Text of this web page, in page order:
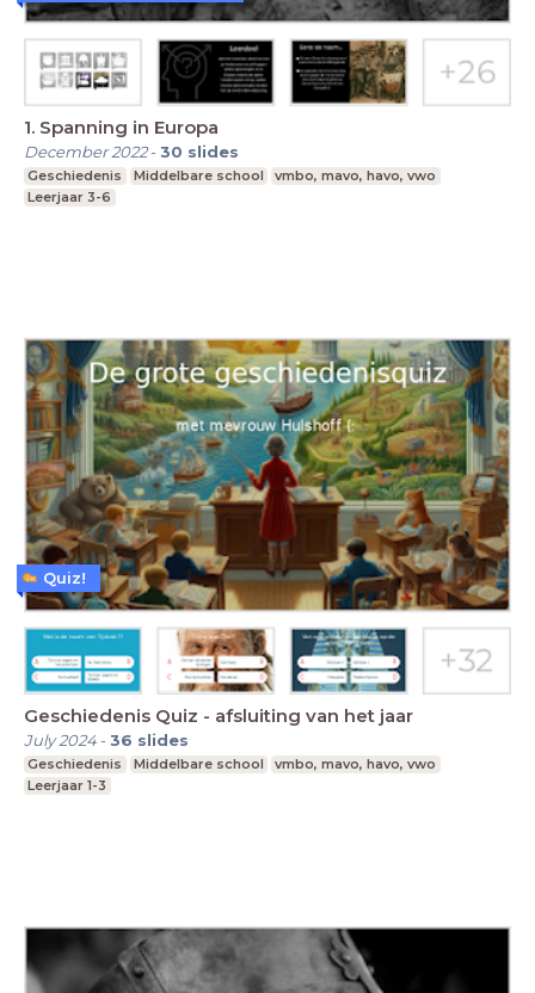
1. Spanning in Europa
December 2022-30 slides
Geschiedenis Middelbare school
vmbo, mavo, havo, vwo
Leerjaar 3-6
Geschiedenis Quiz - afsluiting van het jaar
July 2024-36 slides
Geschiedenis Middelbare school
vmbo, mavo, havo, vwo
Leerjaar 1-3
Quiz!